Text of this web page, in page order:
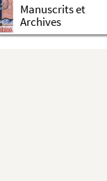
Manuscrits et
Archives